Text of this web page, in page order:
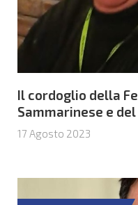
Il cordoglio della
Sammarinese e
di Enrico Bruschi
17 Agosto 2023